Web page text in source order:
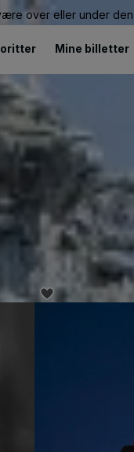
over eller under
Mine billetter